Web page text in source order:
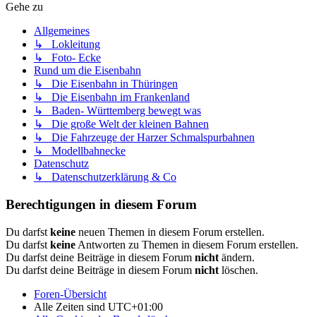
Gehe zu
Allgemeines
↳ Lokleitung
↳ Foto- Ecke
Rund um die Eisenbahn
↳ Die Eisenbahn in Thüringen
↳ Die Eisenbahn im Frankenland
↳ Baden- Württemberg bewegt was
↳ Die große Welt der kleinen Bahnen
↳ Die Fahrzeuge der Harzer Schmalspurbahnen
↳ Modellbahnecke
Datenschutz
↳ Datenschutzerklärung & Co
Berechtigungen in diesem Forum
Du darfst keine neuen Themen in diesem Forum erstellen.
Du darfst keine Antworten zu Themen in diesem Forum erstellen.
Du darfst deine Beiträge in diesem Forum nicht ändern.
Du darfst deine Beiträge in diesem Forum nicht löschen.
Foren-Übersicht
Alle Zeiten sind UTC+01:00